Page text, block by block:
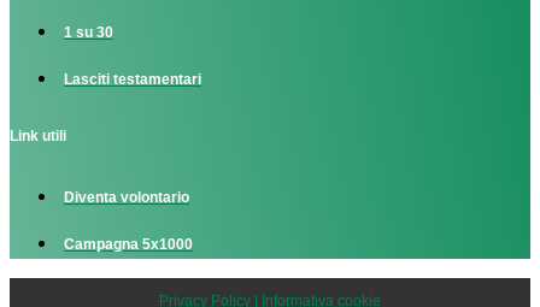
1 su 30
Lasciti testamentari
Link utili
Diventa volontario
Campagna 5x1000
Privacy Policy | Informativa cookie